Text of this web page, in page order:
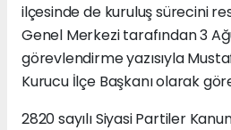
ilçesinde de kuruluş sürecini
Genel Merkezi tarafından 3
görevlendirme yazısıyla
Kurucu İlçe Başkanı olarak
2820 sayılı Siyasi Partiler